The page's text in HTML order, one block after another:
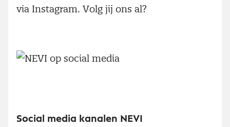
via Instagram. Volg jij ons al?
Social media kanalen NEVI